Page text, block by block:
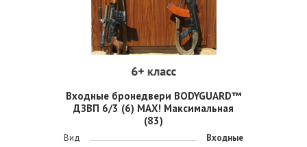
Входные бронедвери BODYGUARD™
ДЗВП 6/3 (6) MAX! Максимальная
(83)
Вид
Входные